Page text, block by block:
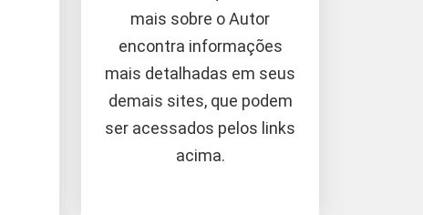
mais sobre o Autor
encontra informações
mais detalhadas em seus
demais sites, que podem
ser acessados pelos links
acima.